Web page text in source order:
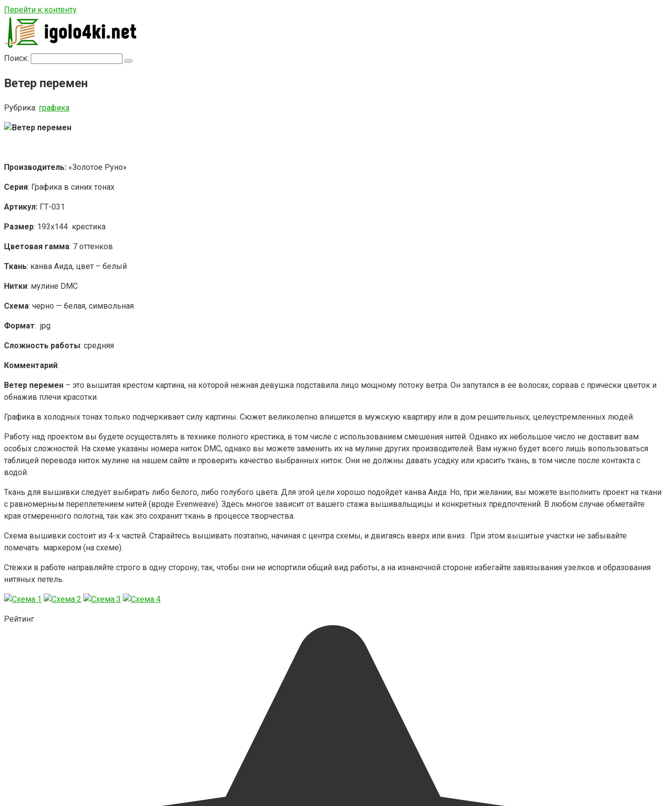
Перейти к контенту
Поиск:
Ветер перемен
Рубрика: графика
Производитель: «Золотое Руно»
Серия: Графика в синих тонах
Артикул: ГТ-031
Размер: 193х144 крестика
Цветовая гамма: 7 оттенков
Ткань: канва Аида, цвет – белый
Нитки: мулине DMC
Схема: черно — белая, символьная
Формат: jpg
Сложность работы: средняя
Комментарий:
Ветер перемен – это вышитая крестом картина, на которой нежная девушка подставила лицо мощному потоку ветра. Он запутался в ее волосах, сорвав с прически цветок и
обнажив плечи красотки.
Графика в холодных тонах только подчеркивает силу картины. Сюжет великолепно впишется в мужскую квартиру или в дом решительных, целеустремленных людей.
Работу над проектом вы будете осуществлять в технике полного крестика, в том числе с использованием смешения нитей. Однако их небольшое число не доставит вам
особых сложностей. На схеме указаны номера ниток DMC, однако вы можете заменить их на мулине других производителей. Вам нужно будет всего лишь вопользоваться
таблицей перевода ниток мулине на нашем сайте и проверить качество выбранных ниток. Они не должны давать усадку или красить ткань, в том числе после контакта с
водой.
Ткань для вышивки следует выбирать либо белого, либо голубого цвета. Для этой цели хорошо подойдет канва Аида. Но, при желании, вы можете выполнить проект на ткани
с равномерным переплетением нитей (вроде Evenweave). Здесь многое зависит от вашего стажа вышивальщицы и конкретных предпочтений. В любом случае обметайте
края отмеренного полотна, так как это сохранит ткань в процессе творчества.
Схема вышивки состоит из 4-х частей. Старайтесь вышивать поэтапно, начиная с центра схемы, и двигаясь вверх или вниз. При этом вышитые участки не забывайте
помечать маркером (на схеме).
Стежки в работе направляйте строго в одну сторону, так, чтобы они не испортили общий вид работы, а на изнаночной стороне избегайте завязывания узелков и образования
нитяных петель.
Рейтинг